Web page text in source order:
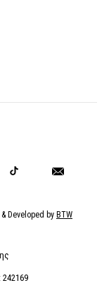
Developed by BTW